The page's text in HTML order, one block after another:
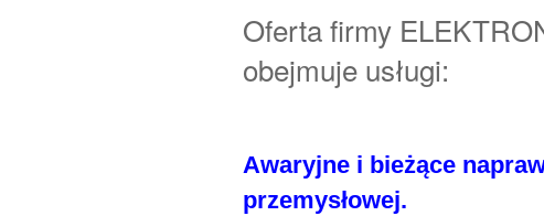
Oferta firmy
obejmuje usługi:
Awaryjne i bieżące
przemysłowej.